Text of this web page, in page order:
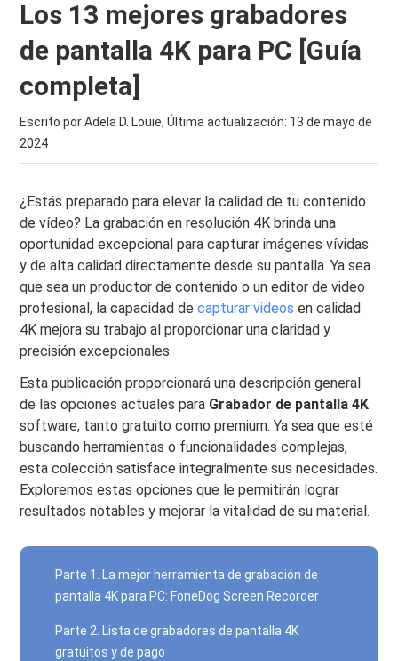
Los 13 mejores grabadores
de pantalla 4K para PC [Guía
completa]
Escrito por Adela D. Louie, Última actualización: 13 de mayo de
2024
¿Estás preparado para elevar la calidad de tu contenido
de vídeo? La grabación en resolución 4K brinda una
oportunidad excepcional para capturar imágenes vívidas
y de alta calidad directamente desde su pantalla. Ya sea
que sea un productor de contenido o un editor de video
profesional, la capacidad decapturar videos en calidad
4K mejora su trabajo al proporcionar una claridad y
precisión excepcionales.
Esta publicación proporcionará una descripción general
de las opciones actuales para Grabador de pantalla 4K
software, tanto gratuito como premium. Ya sea que esté
buscando herramientas o funcionalidades complejas,
esta colección satisface integralmente sus necesidades.
Exploremos estas opciones que le permitirán lograr
resultados notables y mejorar la vitalidad de su material.
Parte 1. La mejor herramienta de grabación de
pantalla 4K para PC: FoneDog Screen Recorder
Parte 2. Lista de grabadores de pantalla 4K
gratuitos y de pago